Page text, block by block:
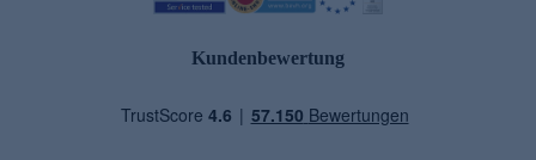
Kundenbewertung